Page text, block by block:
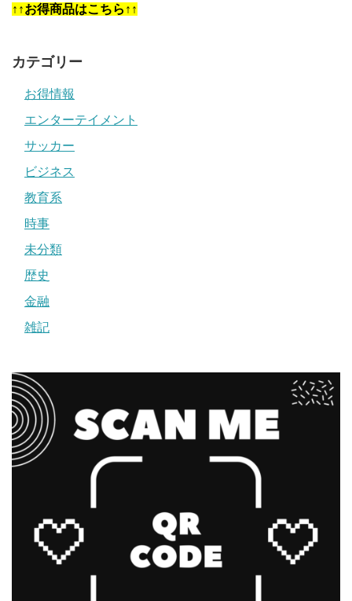
↑↑お得商品はこちら↑↑
カテゴリー
お得情報
エンターテイメント
サッカー
ビジネス
教育系
時事
未分類
歴史
金融
雑記